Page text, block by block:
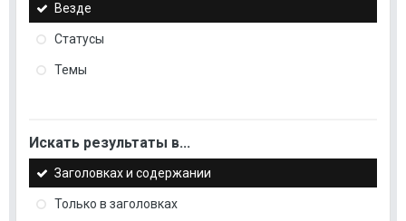
Везде
Статусы
Темы
Искать результаты в...
Заголовках и содержании
Только в заголовках